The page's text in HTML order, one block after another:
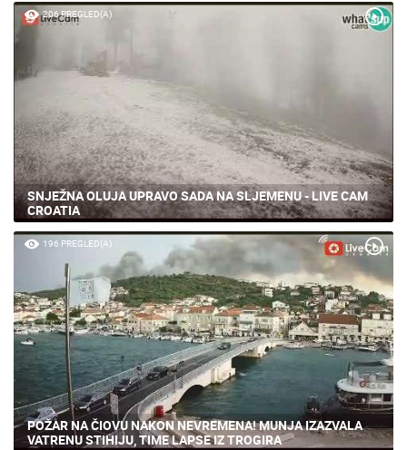
206 PREGLED(A)
SNJEŽNA OLUJA UPRAVO SADA NA SLJEMENU - LIVE CAM
CROATIA
196 PREGLED(A)
POŽAR NA ČIOVU NAKON NEVREMENA! MUNJA IZAZVALA
VATRENU STIHIJU, TIME LAPSE IZ TROGIRA